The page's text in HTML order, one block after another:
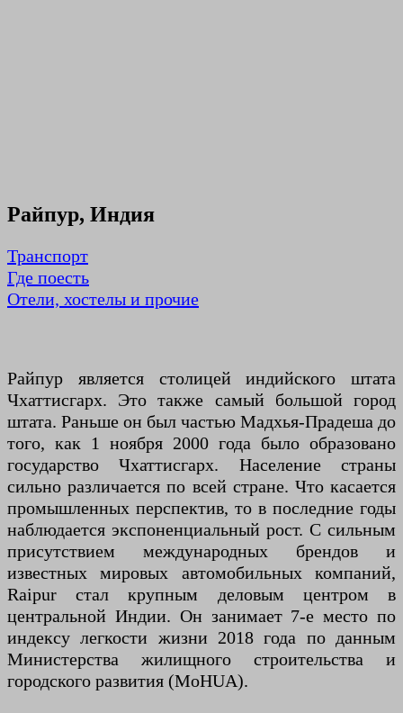
Райпур, Индия
Транспорт
Где поесть
Отели, хостелы и прочие
Райпур является столицей индийского штата
Чхаттисгарх. Это также самый большой город
штата. Раньше он был частью Мадхья-Прадеша до
того, как 1 ноября 2000 года было образовано
государство Чхаттисгарх. Население страны
сильно различается по всей стране. Что касается
промышленных перспектив, то в последние годы
наблюдается экспоненциальный рост. С сильным
присутствием международных брендов и
известных мировых автомобильных компаний,
Raipur стал крупным деловым центром в
центральной Индии. Он занимает 7-е место по
индексу легкости жизни 2018 года по данным
Министерства жилищного строительства и
городского развития (MoHUA).